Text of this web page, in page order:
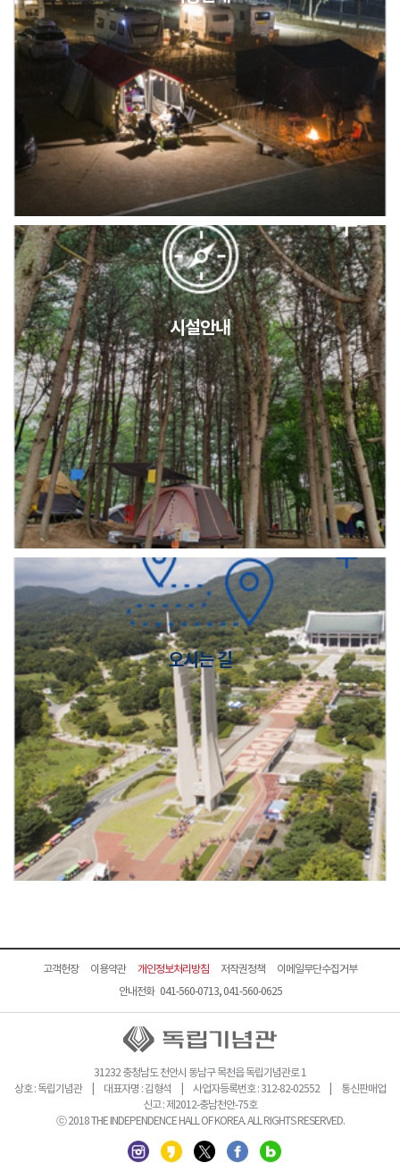
캠핑장(9월1일~6일) 미운영 공지
[6/1]전산시스템 점검 및 안정화에 따른 서비스 이용 제한 안내
시설안내
오시는 길
고객헌장 이용약관 개인정보처리방침 저작권정책
이메일무단수집거부
안내전화 041-560-0713, 041-560-0625
31232 충청남도 천안시 동남구 목천읍 독립기념관로 1
상호 : 독립기념관 | 대표자명 : 김형석 | 사업자등록번호 : 312-82-02552 | 통신판매업
신고 : 제2012-충남천안-75호
ⓒ 2018 THE INDEPENDENCE HALL OF KOREA. ALL RIGHTS RESERVED.